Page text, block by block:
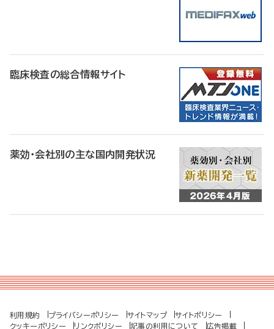
臨床検査の総合情報サイト
薬効・会社別の主な国内開発状況
利用規約 プライバシーポリシー サイトマップ
サイトポリシー
クッキーポリシー
リンクポリシー 記事の利用について 広告掲載